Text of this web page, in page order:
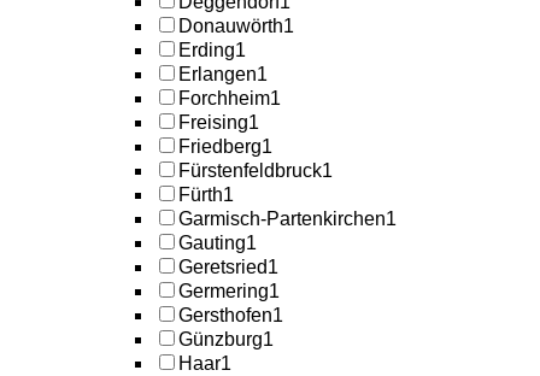
Donauwörth1
Erding1
Erlangen1
Forchheim1
Freising1
Friedberg1
Fürstenfeldbruck1
Fürth1
Garmisch-Partenkirchen1
Gauting1
Geretsried1
Germering1
Gersthofen1
Günzburg1
Haar1